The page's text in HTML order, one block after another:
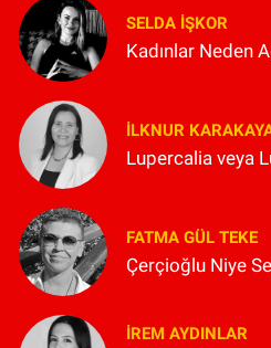
SELDA İŞKOR
Kadınlar Neden
İLKNUR
Lupercalia veya
FATMA GÜL TEKE
Çerçioğlu Niye
İREM AYDINLAR